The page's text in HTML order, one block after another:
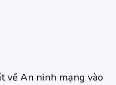
về An ninh mạng vào